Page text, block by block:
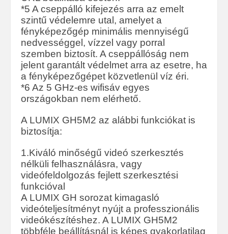
*5 A cseppálló kifejezés arra az emelt
szintű védelemre utal, amelyet a
fényképezőgép minimális mennyiségű
nedvességgel, vízzel vagy porral
szemben biztosít. A cseppállóság nem
jelent garantált védelmet arra az esetre, ha
a fényképezőgépet közvetlenül víz éri.
*6 Az 5 GHz-es wifisáv egyes
országokban nem elérhető.
A LUMIX GH5M2 az alábbi funkciókat is
biztosítja:
1.Kiváló minőségű videó szerkesztés
nélküli felhasználásra, vagy
videófeldolgozás fejlett szerkesztési
funkcióval
A LUMIX GH sorozat kimagasló
videóteljesítményt nyújt a professzionális
videókészítéshez. A LUMIX GH5M2
többféle beállításnál is képes gyakorlatilag